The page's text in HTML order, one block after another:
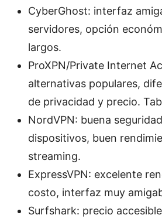
CyberGhost: interfaz
servidores, opción
largos.
ProXPN/Private Internet
alternativas populares,
de privacidad y precio.
NordVPN: buena
dispositivos, buen
streaming.
ExpressVPN: excelente
costo, interfaz muy
Surfshark: precio